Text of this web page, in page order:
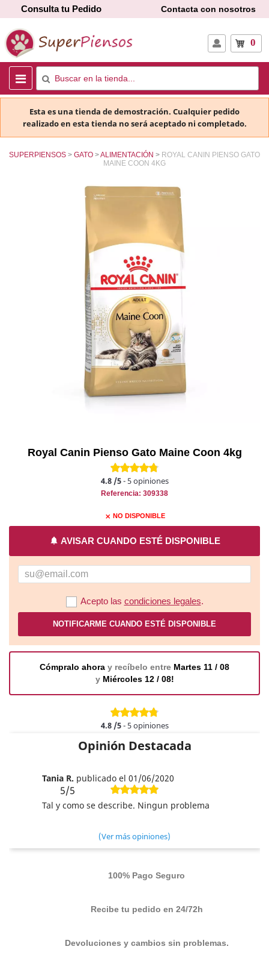
Consulta tu Pedido Contacta con nosotros
0
Esta es una tienda de demostración. Cualquier pedido
realizado en esta tienda no será aceptado ni completado.
SUPERPIENSOS GATO ALIMENTACIÓN
ROYAL CANIN PIENSO GATO
MAINE COON 4KG
Royal Canin Pienso Gato Maine Coon 4kg
4.8/5- 5opiniones
Referencia: 309338
close NO DISPONIBLE
notifications AVISAR CUANDO ESTÉ DISPONIBLE
Acepto las condiciones legales.
NOTIFICARME CUANDO ESTÉ DISPONIBLE
Cómpralo ahora y recíbelo entre Martes 11 / 08
y Miércoles 12 / 08!
4.8/5- 5opiniones
Opinión Destacada
Tania R. publicado el 01/06/2020
5/5
Tal y como se describe. Ningun problema
(Ver más opiniones)
100% Pago Seguro
Recibe tu pedido en 24/72h
Devoluciones y cambios sin problemas.